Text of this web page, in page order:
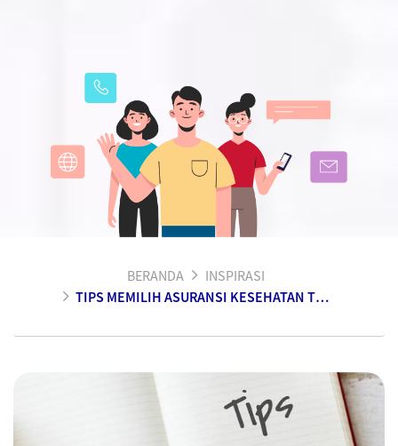
BERANDA
INSPIRASI
TIPS MEMILIH ASURANSI KESEHATAN TERBAIK UNTUK KELUARGA, APA SAJA?